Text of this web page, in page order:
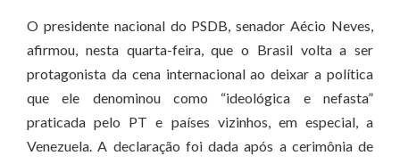
O presidente nacional do PSDB, senador Aécio Neves,
afirmou, nesta quarta-feira, que o Brasil volta a ser
protagonista da cena internacional ao deixar a política
que ele denominou como “ideológica e nefasta”
praticada pelo PT e países vizinhos, em especial, a
Venezuela. A declaração foi dada após a cerimônia de